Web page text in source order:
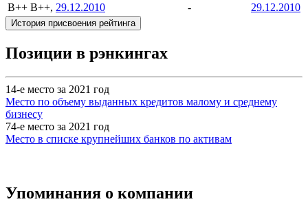
B++ B++, 29.12.2010 - 29.12.2010
История присвоения рейтинга
Позиции в рэнкингах
14-е место за 2021 год
Место по объему выданных кредитов малому и среднему
бизнесу
74-е место за 2021 год
Место в списке крупнейших банков по активам
Упоминания о компании